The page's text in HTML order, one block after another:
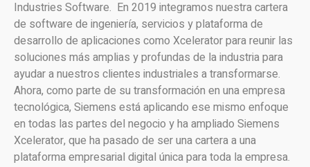
Industries Software. En 2019 integramos nuestra cartera
de software de ingeniería, servicios y plataforma de
desarrollo de aplicaciones como Xcelerator para reunir las
soluciones más amplias y profundas de la industria para
ayudar a nuestros clientes industriales a transformarse.
Ahora, como parte de su transformación en una empresa
tecnológica, Siemens está aplicando ese mismo enfoque
en todas las partes del negocio y ha ampliado Siemens
Xcelerator, que ha pasado de ser una cartera a una
plataforma empresarial digital única para toda la empresa.